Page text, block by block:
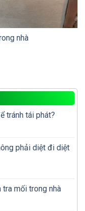
nhà
tránh tái phát?
phải diệt đi diệt
mối trong nhà